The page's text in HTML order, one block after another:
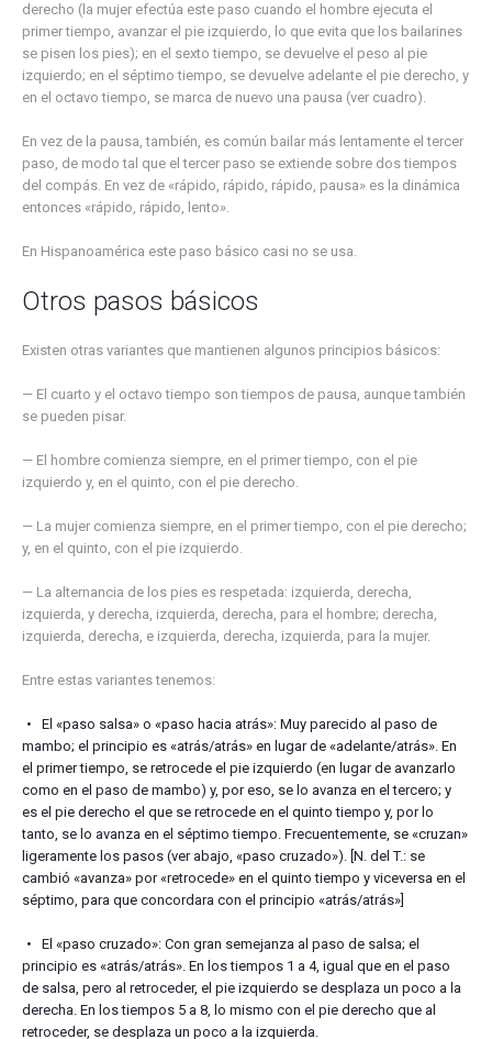
derecho (la mujer efectúa este paso cuando el hombre ejecuta el
primer tiempo, avanzar el pie izquierdo, lo que evita que los bailarines
se pisen los pies); en el sexto tiempo, se devuelve el peso al pie
izquierdo; en el séptimo tiempo, se devuelve adelante el pie derecho, y
en el octavo tiempo, se marca de nuevo una pausa (ver cuadro).
En vez de la pausa, también, es común bailar más lentamente el tercer
paso, de modo tal que el tercer paso se extiende sobre dos tiempos
del compás. En vez de «rápido, rápido, rápido, pausa» es la dinámica
entonces «rápido, rápido, lento».
En Hispanoamérica este paso básico casi no se usa.
Otros pasos básicos
Existen otras variantes que mantienen algunos principios básicos:
— El cuarto y el octavo tiempo son tiempos de pausa, aunque también
se pueden pisar.
— El hombre comienza siempre, en el primer tiempo, con el pie
izquierdo y, en el quinto, con el pie derecho.
— La mujer comienza siempre, en el primer tiempo, con el pie derecho;
y, en el quinto, con el pie izquierdo.
— La alternancia de los pies es respetada: izquierda, derecha,
izquierda, y derecha, izquierda, derecha, para el hombre; derecha,
izquierda, derecha, e izquierda, derecha, izquierda, para la mujer.
Entre estas variantes tenemos:
El «paso salsa» o «paso hacia atrás»: Muy parecido al paso de
mambo; el principio es «atrás/atrás» en lugar de «adelante/atrás». En
el primer tiempo, se retrocede el pie izquierdo (en lugar de avanzarlo
como en el paso de mambo) y, por eso, se lo avanza en el tercero; y
es el pie derecho el que se retrocede en el quinto tiempo y, por lo
tanto, se lo avanza en el séptimo tiempo. Frecuentemente, se «cruzan»
ligeramente los pasos (ver abajo, «paso cruzado»). [N. del T.: se
cambió «avanza» por «retrocede» en el quinto tiempo y viceversa en el
séptimo, para que concordara con el principio «atrás/atrás»]
El «paso cruzado»: Con gran semejanza al paso de salsa; el
principio es «atrás/atrás». En los tiempos 1 a 4, igual que en el paso
de salsa, pero al retroceder, el pie izquierdo se desplaza un poco a la
derecha. En los tiempos 5 a 8, lo mismo con el pie derecho que al
retroceder, se desplaza un poco a la izquierda.